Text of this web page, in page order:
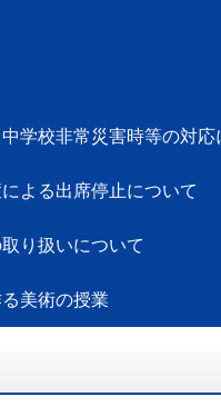
学校非常災害時等の対応
よる出席停止について
り扱いについて
美術の授業